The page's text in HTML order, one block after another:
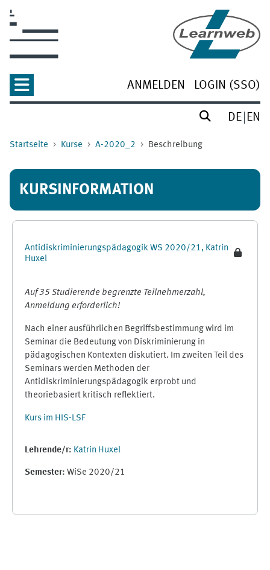
ANMELDEN LOGIN (SSO)
DE EN
Startseite Kurse A-2020_2 Beschreibung
KURSINFORMATION
Antidiskriminierungspädagogik WS 2020/21, Katrin
Huxel
Auf 35 Studierende begrenzte Teilnehmerzahl,
Anmeldung erforderlich!
Nach einer ausführlichen Begriffsbestimmung wird im
Seminar die Bedeutung von Diskriminierung in
pädagogischen Kontexten diskutiert. Im zweiten Teil des
Seminars werden Methoden der
Antidiskriminierungspädagogik erprobt und
theoriebasiert kritisch reflektiert.
Kurs im HIS-LSF
Lehrende/r: Katrin Huxel
Semester: WiSe 2020/21